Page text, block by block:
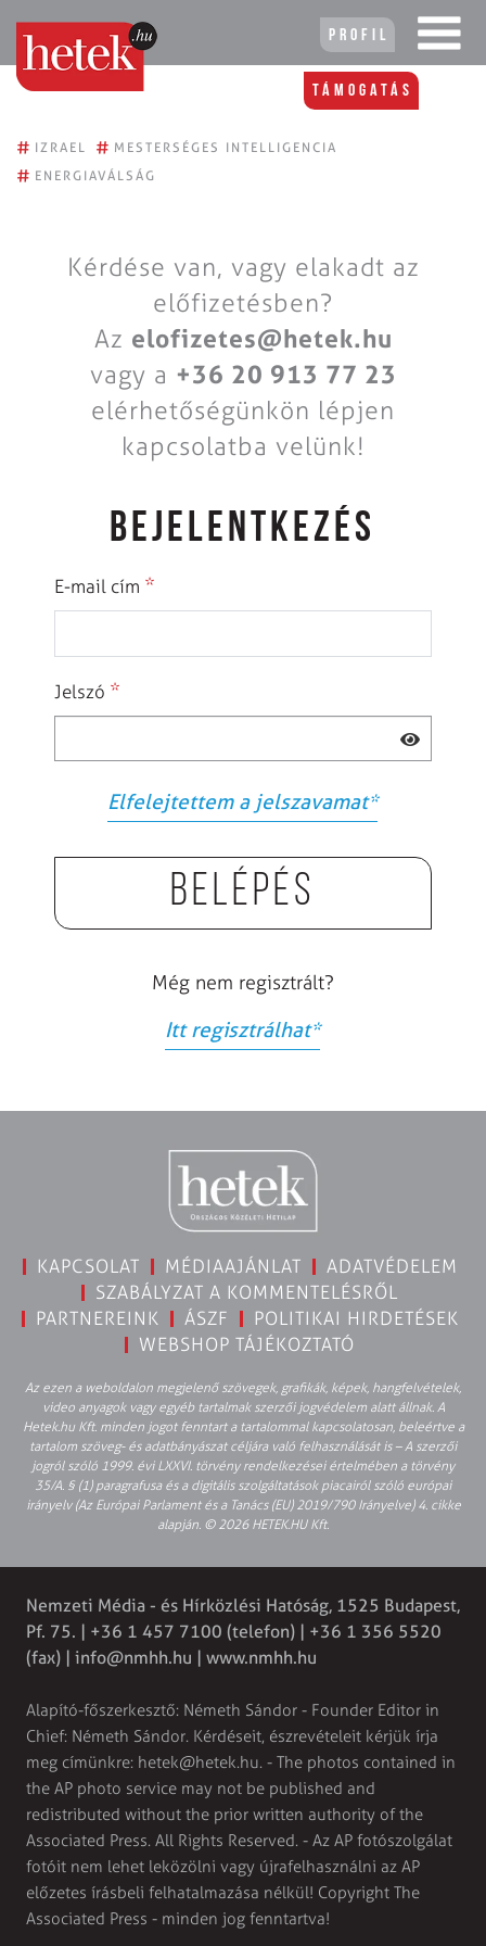
Profil
Támogatás
# IZRAEL # MESTERSÉGES INTELLIGENCIA
# ENERGIAVÁLSÁG
Kérdése van, vagy elakadt az
előfizetésben?
Az elofizetes@hetek.hu
vagy a +36 20 913 77 23
elérhetőségünkön lépjen
kapcsolatba velünk!
BEJELENTKEZÉS
E-mail cím *
Jelszó *
Elfelejtettem a jelszavamat*
Belépés
Még nem regisztrált?
Itt regisztrálhat*
KAPCSOLAT MÉDIAAJÁNLAT
ADATVÉDELEM
SZABÁLYZAT A KOMMENTELÉSRŐL
PARTNEREINK
ÁSZF
POLITIKAI HIRDETÉSEK
WEBSHOP TÁJÉKOZTATÓ
Az ezen a weboldalon megjelenő szövegek, grafikák, képek, hangfelvételek,
video anyagok vagy egyéb tartalmak szerzői jogvédelem alatt állnak. A
Hetek.hu Kft. minden jogot fenntart a tartalommal kapcsolatosan, beleértve a
tartalom szöveg- és adatbányászat céljára való felhasználását is – A szerzői
jogról szóló 1999. évi LXXVI. törvény rendelkezései értelmében a törvény
35/A. § (1) paragrafusa és a digitális szolgáltatások piacairól szóló európai
irányelv (Az Európai Parlament és a Tanács (EU) 2019/790 Irányelve) 4. cikke
alapján. © 2026 HETEK.HU Kft.
Nemzeti Média - és Hírközlési Hatóság, 1525 Budapest,
Pf. 75. | +36 1 457 7100 (telefon) | +36 1 356 5520
(fax) | info@nmhh.hu | www.nmhh.hu
Alapító-főszerkesztő: Németh Sándor - Founder Editor in
Chief: Németh Sándor. Kérdéseit, észrevételeit kérjük írja
meg címünkre: hetek@hetek.hu. - The photos contained in
the AP photo service may not be published and
redistributed without the prior written authority of the
Associated Press. All Rights Reserved. - Az AP fotószolgálat
fotóit nem lehet leközölni vagy újrafelhasználni az AP
előzetes írásbeli felhatalmazása nélkül! Copyright The
Associated Press - minden jog fenntartva!